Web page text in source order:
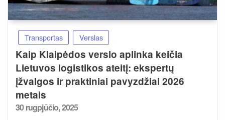
Transportas Verslas
Kaip Klaipėdos verslo aplinka keičia
Lietuvos logistikos ateitį: ekspertų
įžvalgos ir praktiniai pavyzdžiai 2026
metais
Posted
30 rugpjūčio, 2025